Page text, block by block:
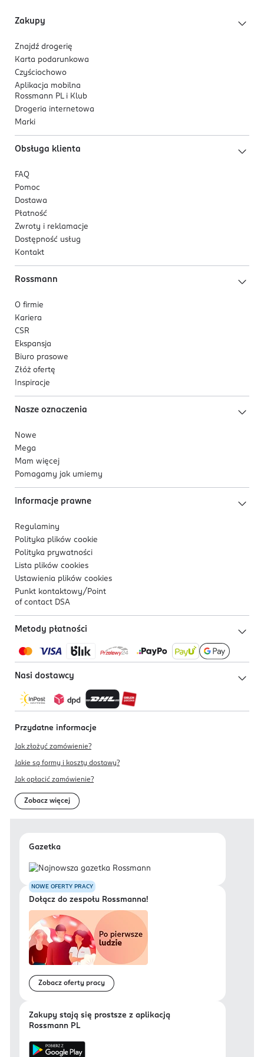
Zakupy
Znajdź drogerię
Karta podarunkowa
Czyściochowo
Aplikacja mobilna
Rossmann PL i Klub
Drogeria internetowa
Marki
Obsługa klienta
FAQ
Pomoc
Dostawa
Płatność
Zwroty i reklamacje
Dostępność usług
Kontakt
Rossmann
O firmie
Kariera
CSR
Ekspansja
Biuro prasowe
Złóż ofertę
Inspiracje
Nasze oznaczenia
Nowe
Mega
Mam więcej
Pomagamy jak umiemy
Informacje prawne
Regulaminy
Polityka plików cookie
Polityka prywatności
Lista plików cookies
Ustawienia plików cookies
Punkt kontaktowy/ Point
of contact DSA
Metody płatności
Nasi dostawcy
Przydatne informacje
Jak złożyć zamówienie?
Jakie są formy i koszty dostawy?
Jak opłacić zamówienie?
Zobacz więcej
Gazetka
NOWE OFERTY PRACY
Dołącz do zespołu Rossmanna!
Zobacz oferty pracy
Zakupy stają się prostsze z aplikacją
Rossmann PL